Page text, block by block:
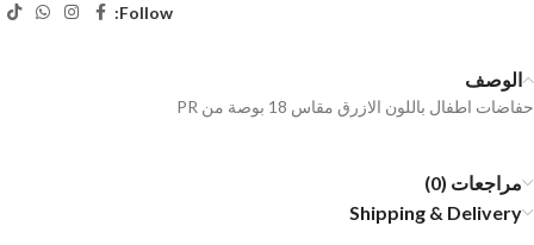
Follow:
الوصف
حفاضات اطفال باللون الازرق مقاس 18 بوصة من PR
مراجعات (0)
Shipping & Delivery